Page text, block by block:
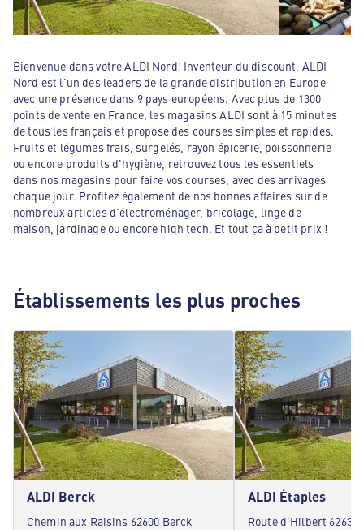
Bienvenue dans votre ALDI Nord! Inventeur du discount, ALDI
Nord est l'un des leaders de la grande distribution en Europe
avec une présence dans 9 pays européens. Avec plus de 1300
points de vente en France, les magasins ALDI sont à 15 minutes
de tous les français et propose des courses simples et rapides.
Fruits et légumes frais, surgelés, rayon épicerie, poissonnerie
ou encore produits d'hygiène, retrouvez tous les essentiels
dans nos magasins pour faire vos courses, avec des arrivages
chaque jour. Profitez également de nos bonnes affaires sur de
nombreux articles d'électroménager, bricolage, linge de
maison, jardinage ou encore high tech. Et tout ça à petit prix !
Établissements les plus proches
ALDI Berck
Chemin aux Raisins 62600 Berck
ALDI Étaples
Route d'Hilbert 62630